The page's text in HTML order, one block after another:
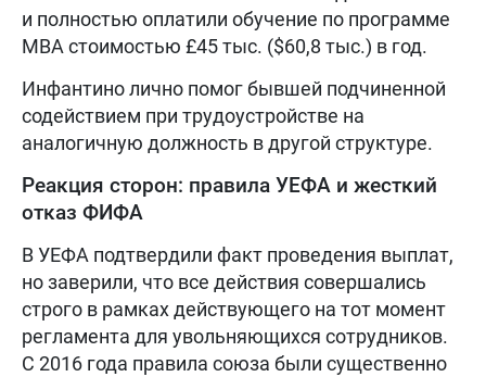
и полностью оплатили обучение по программе
MBA стоимостью £45 тыс. ($60,8 тыс.) в год.
Инфантино лично помог бывшей подчиненной
содействием при трудоустройстве на
аналогичную должность в другой структуре.
Реакция сторон: правила УЕФА и жесткий
отказ ФИФА
В УЕФА подтвердили факт проведения выплат,
но заверили, что все действия совершались
строго в рамках действующего на тот момент
регламента для увольняющихся сотрудников.
С 2016 года правила союза были существенно